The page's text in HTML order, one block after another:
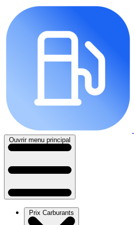
Ouvrir menu principal
Prix Carburants